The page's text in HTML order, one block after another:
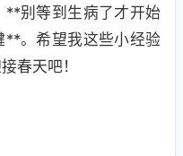
**别等到生病了才开始
**。希望我这些小经验
春天吧！